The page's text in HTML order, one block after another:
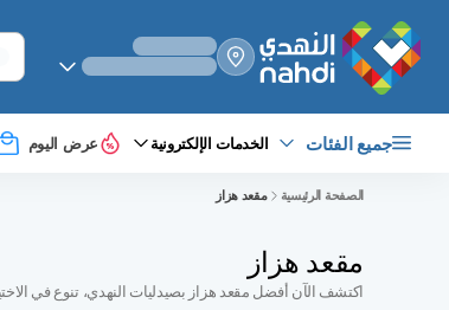
select_your
shipping_method
جميع الفئات الخدمات الإلكترونية عرض اليوم
الصفحة الرئيسية مقعد هزاز
مقعد هزاز
اكتشف الآن أفضل مقعد هزاز بصيدليات النهدي، تنوع في